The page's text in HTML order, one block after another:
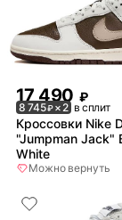
17 490 ₽
8 745₽× 2 в сплит
Кроссовки Nike
"Jumpman Jack"
White
Можно вернуть